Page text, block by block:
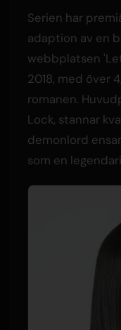
Serien har
adaption av en
webbplatsen
2018, med över
romanen.
Lock, stannar
demonlord
som en